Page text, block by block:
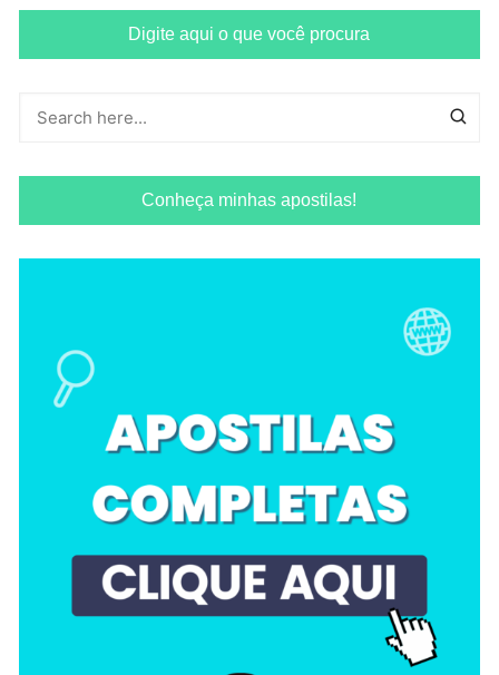
Digite aqui o que você procura
Conheça minhas apostilas!